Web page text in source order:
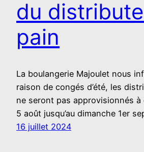
du
pain
La boulangerie Majoulet nous
raison de congés d’été, les
ne seront pas approvisionnés à
5 août jusqu’au dimanche 1er
16 juillet 2024